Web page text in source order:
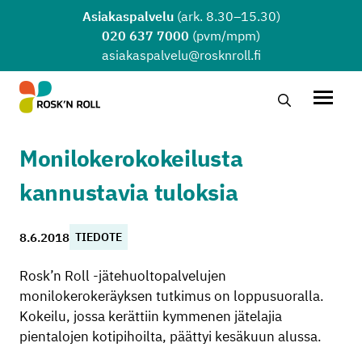
Siirry sisältöönAsiakaspalvelu(ark. 8.30–15.30)
020 637 7000 (pvm/mpm)
asiakaspalvelu@rosknroll.fi
Hae…Avaa
Monilokerokokeilusta
kannustavia tuloksia
8.6.2018 TIEDOTE
Rosk’n Roll -jätehuoltopalvelujen
monilokerokeräyksen tutkimus on loppusuoralla.
Kokeilu, jossa kerättiin kymmenen jätelajia
pientalojen kotipihoilta, päättyi kesäkuun alussa.